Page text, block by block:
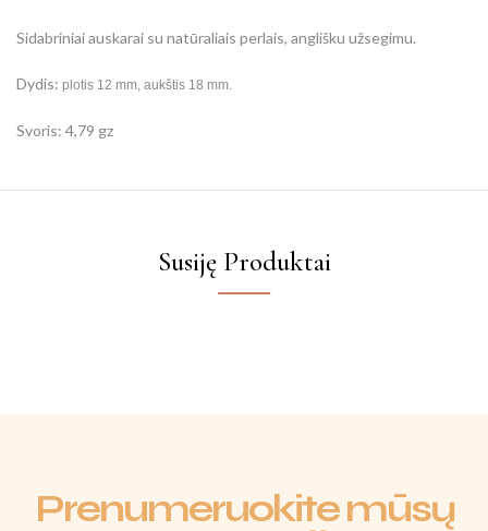
Sidabriniai auskarai su natūraliais perlais, anglišku užsegimu.
Dydis: plotis 12 mm, aukštis 18 mm.
Svoris: 4,79 gz
Susiję Produktai
Prenumeruokite mūsų